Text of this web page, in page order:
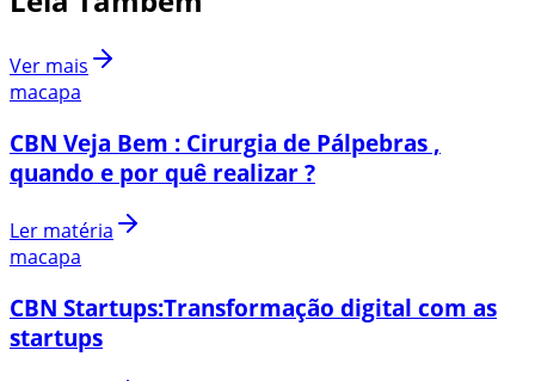
Ver mais
macapa
CBN Veja Bem : Cirurgia de Pálpebras ,
quando e por quê realizar ?
Ler matéria
macapa
CBN Startups:Transformação digital com as
startups